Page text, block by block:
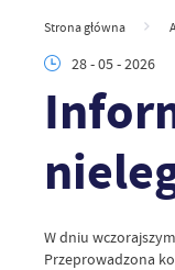
Strona główna
28 - 05 - 2026
W dniu
Przeprowadzona